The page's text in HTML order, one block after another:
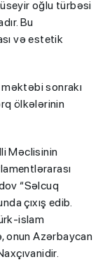
oğlu türbəsi
Bu
və estetik
sonrakı
ölkələrinin
Məclisinin
“Səlcuq
çıxış edib.
islam
onun Azərbaycan